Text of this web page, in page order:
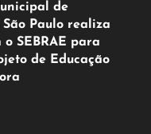
de
São Paulo realiza
SEBRAE para
de Educação